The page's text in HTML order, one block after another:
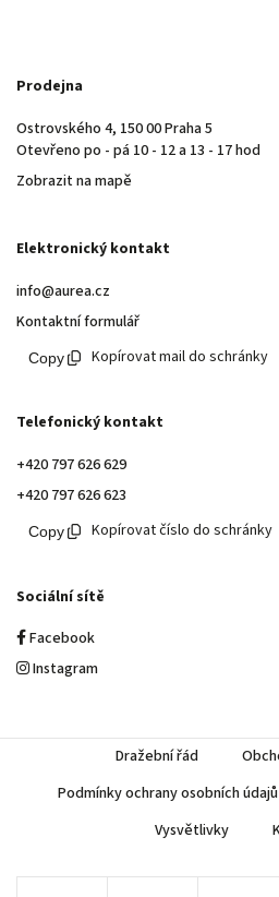
Prodejna
Ostrovského 4, 150 00 Praha 5
Otevřeno po - pá 10 - 12 a 13 - 17 hod
Zobrazit na mapě
Elektronický kontakt
info@aurea.cz
Kontaktní formulář
Kopírovat mail do schránky
Telefonický kontakt
+420 797 626 629
+420 797 626 623
Kopírovat číslo do schránky
Sociální sítě
Facebook
Instagram
Dražební řád
Podmínky ochrany osobních údajů
Vysvětlivky